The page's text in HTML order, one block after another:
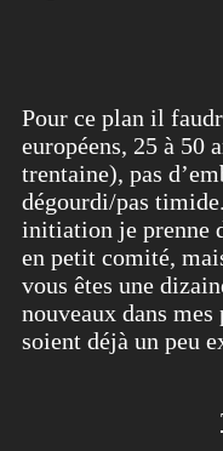
Pour ce plan il
européens, 25 à 50
trentaine), pas
dégourdi/pas
initiation je prenne
en petit comité,
vous êtes une
nouveaux dans
soient déjà un peu